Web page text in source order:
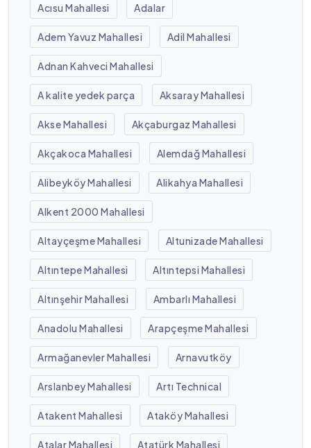
Acısu Mahallesi Adalar
Adem Yavuz Mahallesi Adil Mahallesi
Adnan Kahveci Mahallesi
A kalite yedek parça Aksaray Mahallesi
Akse Mahallesi Akçaburgaz Mahallesi
Akçakoca Mahallesi Alemdağ Mahallesi
Alibeyköy Mahallesi Alikahya Mahallesi
Alkent 2000 Mahallesi
Altayçeşme Mahallesi Altunizade Mahallesi
Altıntepe Mahallesi Altıntepsi Mahallesi
Altınşehir Mahallesi Ambarlı Mahallesi
Anadolu Mahallesi Arapçeşme Mahallesi
Armağanevler Mahallesi Arnavutköy
Arslanbey Mahallesi Artı Technical
Atakent Mahallesi Ataköy Mahallesi
Atalar Mahallesi Atatürk Mahallesi